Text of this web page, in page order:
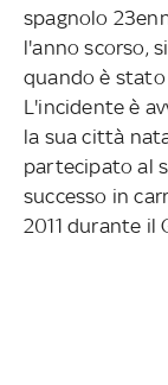
spagnolo
l'anno scorso,
quando è
L'incidente è
la sua città
partecipato al
successo in
2011 durante il